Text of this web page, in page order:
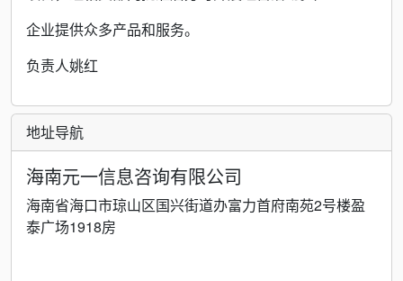
企业提供众多产品和服务。
负责人姚红
地址导航
海南元一信息咨询有限公司
海南省海口市琼山区国兴街道办富力首府南苑2号楼盈
泰广场1918房